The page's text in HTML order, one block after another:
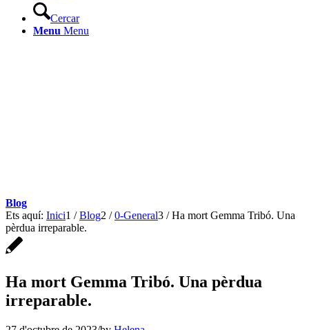
Cercar
Menu Menu
Blog
Ets aquí: Inici1 / Blog2 / 0-General3 / Ha mort Gemma Tribó. Una
pèrdua irreparable.
Ha mort Gemma Tribó. Una pèrdua
irreparable.